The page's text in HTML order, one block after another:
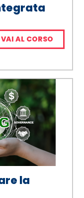
VAI AL CORSO
la